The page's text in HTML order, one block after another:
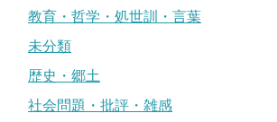
教育・哲学・処世訓・言葉
未分類
歴史・郷土
社会問題・批評・雑感